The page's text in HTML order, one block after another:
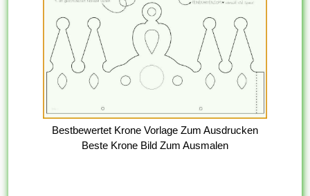
Bestbewertet Krone Vorlage Zum Ausdrucken
Beste Krone Bild Zum Ausmalen